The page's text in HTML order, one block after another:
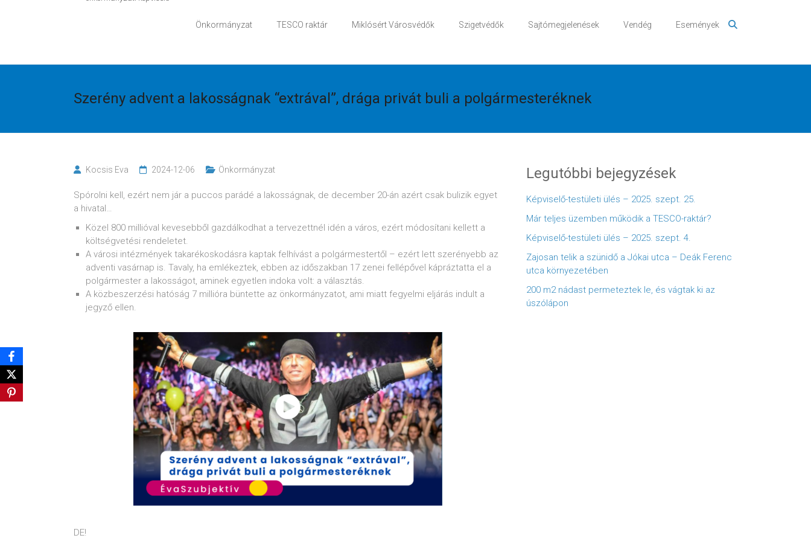
Önkormányzat TESCO raktár Miklósért Városvédők Szigetvédők Sajtómegjelenések Vendég Események
Szerény advent a lakosságnak “extrával”, drága privát buli a polgármesteréknek
Kocsis Eva 2024-12-06 Önkormányzat
Spórolni kell, ezért nem jár a puccos parádé a lakosságnak, de december 20-án azért csak bulizik egyet
a hivatal…
Közel 800 millióval kevesebből gazdálkodhat a tervezettnél idén a város, ezért módosítani kellett a
költségvetési rendeletet.
A városi intézmények takarékoskodásra kaptak felhívást a polgármestertől – ezért lett szerényebb az
adventi vasárnap is. Tavaly, ha emlékeztek, ebben az időszakban 17 zenei fellépővel kápráztatta el a
polgármester a lakosságot, aminek egyetlen indoka volt: a választás.
A közbeszerzési hatóság 7 millióra büntette az önkormányzatot, ami miatt fegyelmi eljárás indult a
jegyző ellen.
DE!
Legutóbbi bejegyzések
Képviselő-testületi ülés – 2025. szept. 25.
Már teljes üzemben működik a TESCO-raktár?
Képviselő-testületi ülés – 2025. szept. 4.
Zajosan telik a szünidő a Jókai utca – Deák Ferenc
utca környezetében
200 m2 nádast permeteztek le, és vágtak ki az
úszólápon